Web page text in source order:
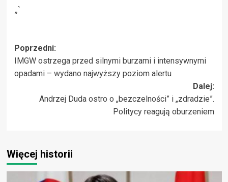
„`
Zobacz
wpisy
Poprzedni:
IMGW ostrzega przed silnymi burzami i intensywnymi
opadami – wydano najwyższy poziom alertu
Dalej:
Andrzej Duda ostro o „bezczelności” i „zdradzie”.
Politycy reagują oburzeniem
Więcej historii